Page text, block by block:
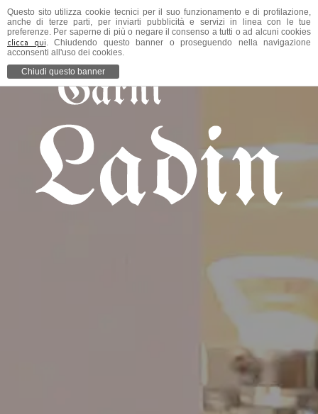
Questo sito utilizza cookie tecnici per il suo funzionamento e di profilazione,
anche di terze parti, per inviarti pubblicità e servizi in linea con le tue
preferenze. Per saperne di più o negare il consenso a tutti o ad alcuni cookies
clicca qui. Chiudendo questo banner o proseguendo nella navigazione
acconsenti all'uso dei cookies.
Chiudi questo banner